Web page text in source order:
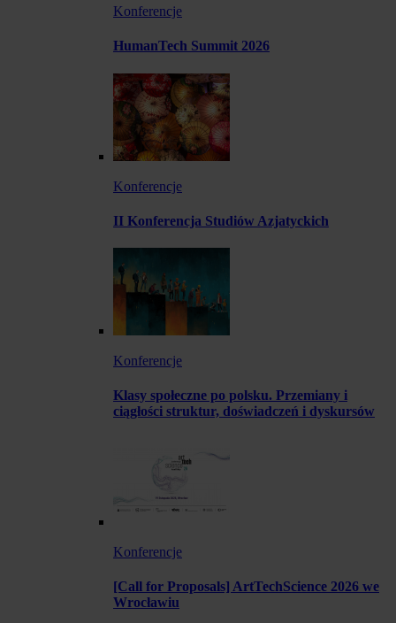
Konferencje
HumanTech Summit 2026
Konferencje
II Konferencja Studiów Azjatyckich
Konferencje
Klasy społeczne po polsku. Przemiany i
ciągłości struktur, doświadczeń i dyskursów
Konferencje
[Call for Proposals] ArtTechScience 2026 we
Wrocławiu